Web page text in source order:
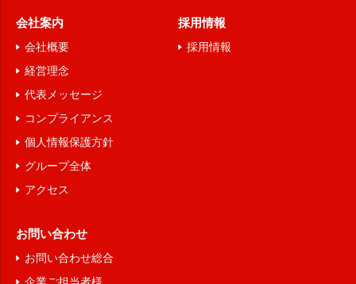
会社案内
会社概要
経営理念
代表メッセージ
コンプライアンス
個人情報保護方針
グループ全体
アクセス
採用情報
採用情報
お問い合わせ
お問い合わせ総合